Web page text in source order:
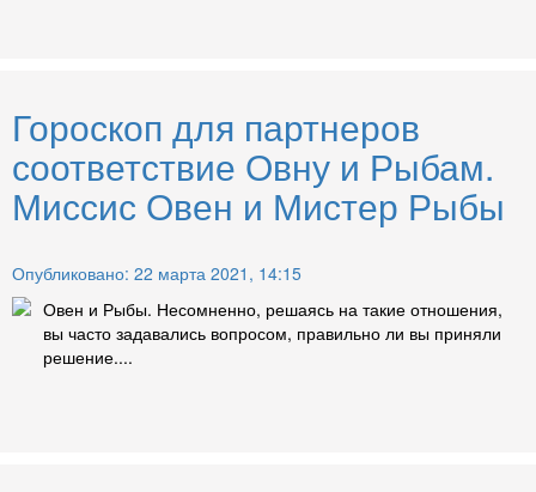
Гороскоп для партнеров
соответствие Овну и Рыбам.
Миссис Овен и Мистер Рыбы
Опубликовано: 22 марта 2021, 14:15
Овен и Рыбы. Несомненно, решаясь на такие отношения,
вы часто задавались вопросом, правильно ли вы приняли
решение....